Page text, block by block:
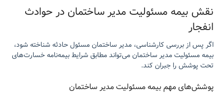
نقش بیمه مسئولیت مدیر ساختمان در حوادث
انفجار
اگر پس از بررسی کارشناسی، مدیر ساختمان مسئول حادثه شناخته شود،
بیمه مسئولیت مدیر ساختمان می‌تواند مطابق شرایط بیمه‌نامه خسارت‌های
تحت پوشش را جبران کند.
پوشش‌های مهم بیمه مسئولیت مدیر ساختمان